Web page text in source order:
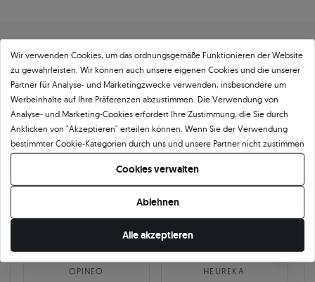
Über11 4845★-Bewertungen in ganz
Europa
GEPRÜFTE BEWERTUNGEN UNSERER KUNDEN
10 468
OPINEO
252
HEUREKA
Wir verwenden Cookies, um das ordnungsgemäße Funktionieren der Website
zu gewährleisten. Wir können auch unsere eigenen Cookies und die unserer
Partner für Analyse- und Marketingzwecke verwenden, insbesondere um
Werbeinhalte auf Ihre Präferenzen abzustimmen. Die Verwendung von
Analyse- und Marketing-Cookies erfordert Ihre Zustimmung, die Sie durch
Anklicken von "Akzeptieren" erteilen können. Wenn Sie der Verwendung
bestimmter Cookie-Kategorien durch uns und unsere Partner nicht zustimmen
möchten, klicken Sie auf "Lassen Sie mich wählen" und bestimmen Sie Ihre
Präferenzen. Sie können Ihre Zustimmung jederzeit widerrufen, indem Sie
Ihre Cookie-Einstellungen ändern.
Cookies verwalten
Ablehnen
Alle akzeptieren